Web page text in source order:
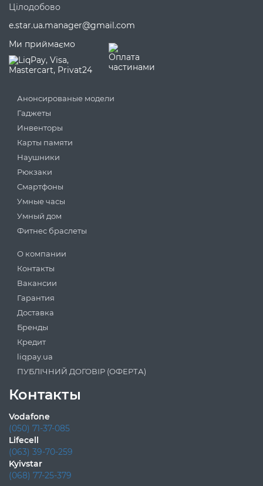
Цілодобово
e.star.ua.manager@gmail.com
Ми приймаємо
Анонсированые модели
Гаджеты
Инвенторы
Карты памяти
Наушники
Рюкзаки
Смартфоны
Умные часы
Умный дом
Фитнес браслеты
О компании
Контакты
Вакансии
Гарантия
Доставка
Бренды
Кредит
liqpay.ua
ПУБЛІЧНИЙ ДОГОВІР (ОФЕРТА)
Контакты
Vodafone
(050) 71-37-085
Lifecell
(063) 39-70-259
Kyivstar
(068) 77-25-379